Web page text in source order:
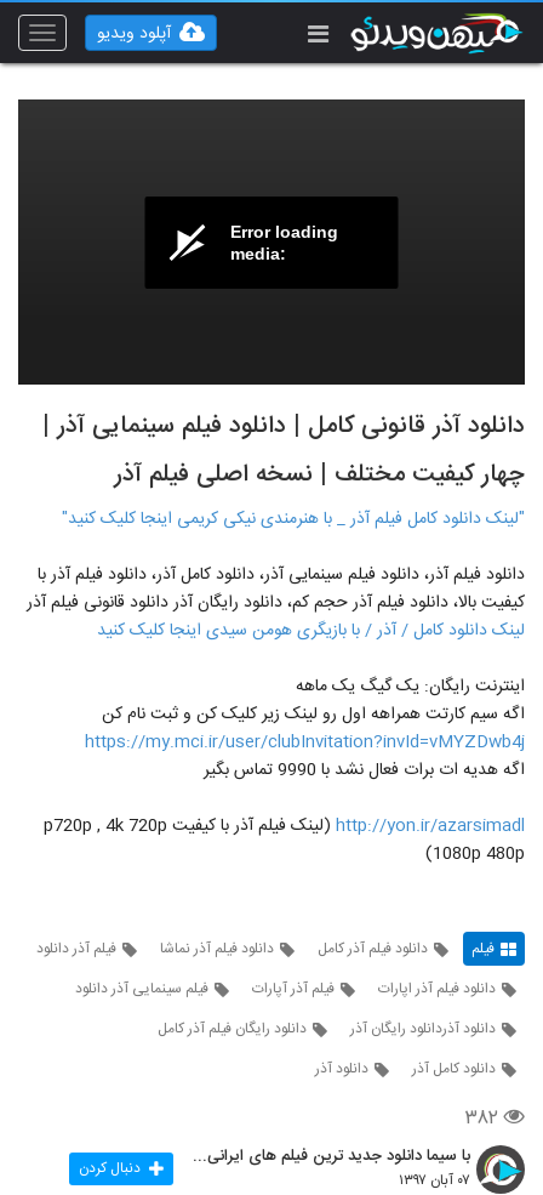
Toggle
آپلود ویدیو
Error loading
media:
دانلود آذر قانونی کامل | دانلود فیلم سینمایی آذر |
چهار کیفیت مختلف | نسخه اصلی فیلم آذر
"لینک دانلود کامل فیلم آذر _ با هنرمندی نیکی کریمی اینجا کلیک کنید"
دانلود فیلم آذر، دانلود فیلم سینمایی آذر، دانلود کامل آذر، دانلود فیلم آذر با
کیفیت بالا، دانلود فیلم آذر حجم کم، دانلود رایگان آذر دانلود قانونی فیلم آذر
لینک دانلود کامل / آذر / با بازیگری هومن سیدی اینجا کلیک کنید
اینترنت رایگان: یک گیگ یک ماهه
اگه سیم کارتت همراهه اول رو لینک زیر کلیک کن و ثبت نام کن
https://my.mci.ir/user/clubInvitation?invId=vMYZDwb4j
اگه هدیه ات برات فعال نشد با 9990 تماس بگیر
http://yon.ir/azarsimadl
(لینک فیلم آذر با کیفیت p720p , 4k 720p
1080p 480p)
فیلم دانلود فیلم آذر کامل دانلود فیلم آذر نماشا
فیلم آذر دانلود
دانلود فیلم آذر اپارات
فیلم آذر آپارات
فیلم سینمایی آذر دانلود
دانلود آذردانلود رایگان آذر
دانلود رایگان فیلم آذر کامل
دانلود کامل آذر
دانلود آذر
۳۸۲
با سیما دانلود جدید ترین فیلم های ایرانی را در لحظ
۰۷ آبان ۱۳۹۷ دنبال کردن